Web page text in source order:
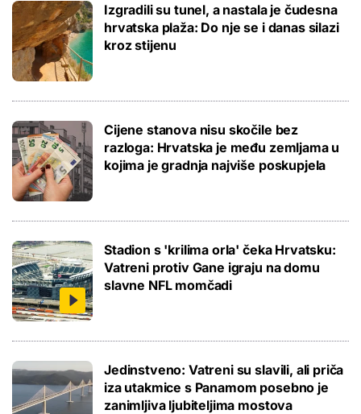
Izgradili su tunel, a nastala je čudesna
hrvatska plaža: Do nje se i danas silazi
kroz stijenu
Cijene stanova nisu skočile bez
razloga: Hrvatska je među zemljama u
kojima je gradnja najviše poskupjela
Stadion s 'krilima orla' čeka Hrvatsku:
Vatreni protiv Gane igraju na domu
slavne NFL momčadi
Jedinstveno: Vatreni su slavili, ali priča
iza utakmice s Panamom posebno je
zanimljiva ljubiteljima mostova